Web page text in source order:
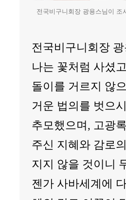
전국비구니회장 광용스님이 조
전국비구니회장
나는 꽃처럼 사셨
돌이를 거르지 않
거운 법의를 벗으
추모했으며, 고광
주신 지혜와 감로
지지 않을 것이니
젠가 사바세계에